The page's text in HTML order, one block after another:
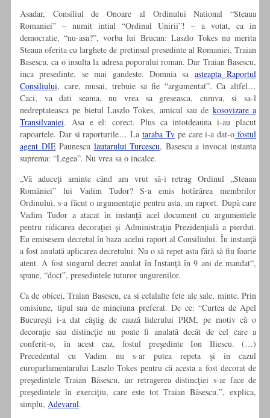
Asadar, Consiliul de Onoare al Ordinului National “Steaua
Romaniei” – numit intial “Ordinul Unirii”! – a votat, ca in
democratie, “nu-asa?”, vorba lui Brucan: Laszlo Tokes nu merita
Steaua oferita cu larghete de pretinsul presedinte al Romaniei, Traian
Basescu, ca o insulta la adresa poporului roman. Dar Traian Basescu,
inca presedinte, se mai gandeste. Domnia sa asteapta Raportul
Consiliului, care, musai, trebuie sa fie “argumentat”. Ca altfel…
Caci, va dati seama, nu vrea sa greseasca, cumva, si sa-l
nedreptateasca pe bietul Laszlo Tokes, amicul sau de kosovizare a
Transilvaniei. Asa e el: corect. Plus ca intotdeauna i-au placut
rapoartele. Dar si raporturile… Lataraba Tvpe care i-a dat-o fostul
agent DIEPaunescu lautarului Turcescu, Basescu a invocat instanta
suprema: “Legea”. Nu vrea sa o incalce.
„Vă aduceţi aminte când am vrut să-i retrag Ordinul „Steaua
României” lui Vadim Tudor? S-a emis hotărârea membrilor
Ordinului, s-a făcut o argumentaţie pentru asta, un raport. După care
Vadim Tudor a atacat în instanţă acel document cu argumentele
pentru ridicarea decoraţiei şi Administraţia Prezidenţială a pierdut.
Eu emisesem decretul în baza acelui raport al Consiliului. În instanţă
a fost anulată aplicarea decretului. Nu o să repet asta fără să fiu foarte
atent. A fost singurul decret anulat în Instanţă în 9 ani de mandat“,
spune, “doct”, presedintele tuturor ungurenilor.
Ca de obicei, Traian Basescu, ca si celalalte fete ale sale, minte. Prin
omisiune, tipul sau de minciuna preferat. De ce: “Curtea de Apel
Bucureşti i-a dat câştig de cauză liderului PRM, pe motiv că o
decoraţie sau distincţie nu poate fi anulată decât de cel care a
conferit-o, în acest caz, fostul preşedinte Ion Iliescu. (…)
Precedentul cu Vadim nu s-ar putea repeta şi în cazul
europarlamentarului Laszlo Tokes pentru că acesta a fost decorat de
preşedintele Traian Băsescu, iar retragerea distincţiei s-ar face de
preşedintele în exerciţiu, care este tot Traian Băsescu.”, explica,
simplu, Adevarul.